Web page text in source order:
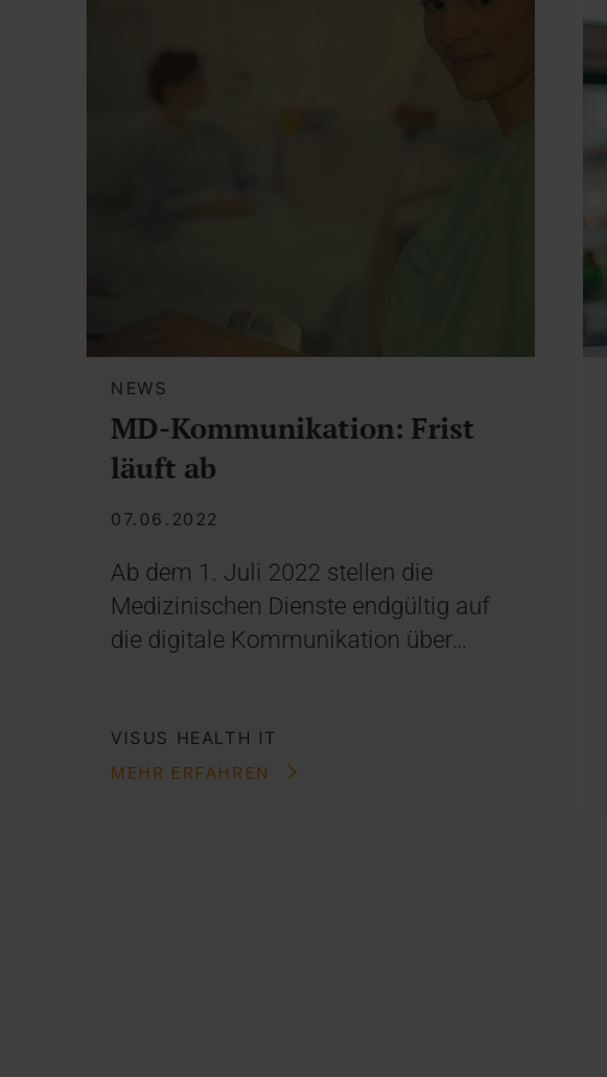
NEWS
MD-Kommunikation: Frist
läuft ab
07.06.2022
Ab dem 1. Juli 2022 stellen die
Medizinischen Dienste endgültig auf
die digitale Kommunikation über…
VISUS HEALTH IT
MEHR ERFAHREN